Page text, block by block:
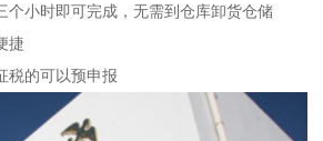
个小时即可完成，无需到仓库卸货仓储
捷
税的可以预申报